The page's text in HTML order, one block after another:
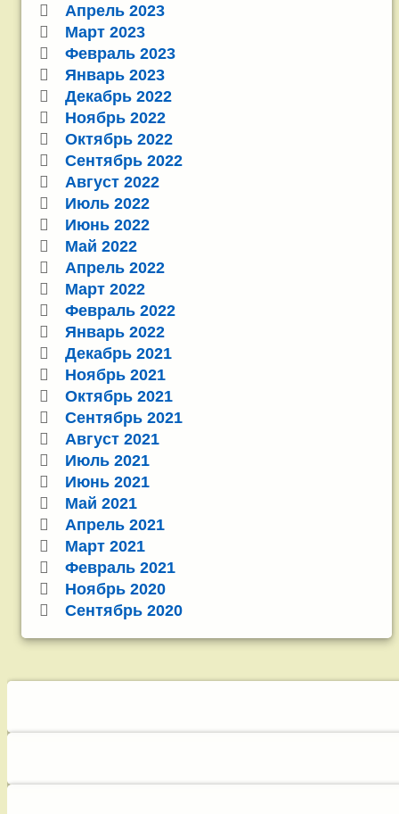
Апрель 2023
Март 2023
Февраль 2023
Январь 2023
Декабрь 2022
Ноябрь 2022
Октябрь 2022
Сентябрь 2022
Август 2022
Июль 2022
Июнь 2022
Май 2022
Апрель 2022
Март 2022
Февраль 2022
Январь 2022
Декабрь 2021
Ноябрь 2021
Октябрь 2021
Сентябрь 2021
Август 2021
Июль 2021
Июнь 2021
Май 2021
Апрель 2021
Март 2021
Февраль 2021
Ноябрь 2020
Сентябрь 2020